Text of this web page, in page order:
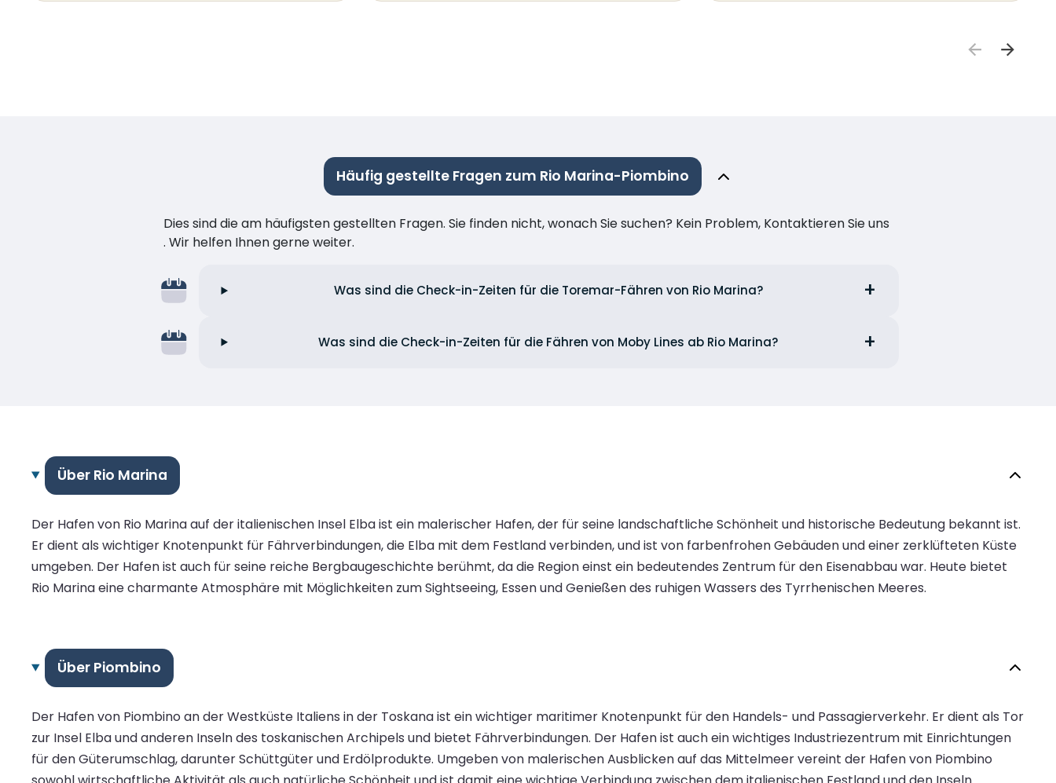
Häufig gestellte Fragen zum Rio Marina-Piombino
Dies sind die am häufigsten gestellten Fragen. Sie finden nicht, wonach Sie suchen? Kein Problem, Kontaktieren Sie uns
. Wir helfen Ihnen gerne weiter.
Was sind die Check-in-Zeiten für die Toremar-Fähren von Rio Marina?
Was sind die Check-in-Zeiten für die Fähren von Moby Lines ab Rio Marina?
Über Rio Marina
Der Hafen von Rio Marina auf der italienischen Insel Elba ist ein malerischer Hafen, der für seine landschaftliche Schönheit und historische Bedeutung bekannt ist.
Er dient als wichtiger Knotenpunkt für Fährverbindungen, die Elba mit dem Festland verbinden, und ist von farbenfrohen Gebäuden und einer zerklüfteten Küste
umgeben. Der Hafen ist auch für seine reiche Bergbaugeschichte berühmt, da die Region einst ein bedeutendes Zentrum für den Eisenabbau war. Heute bietet
Rio Marina eine charmante Atmosphäre mit Möglichkeiten zum Sightseeing, Essen und Genießen des ruhigen Wassers des Tyrrhenischen Meeres.
Über Piombino
Der Hafen von Piombino an der Westküste Italiens in der Toskana ist ein wichtiger maritimer Knotenpunkt für den Handels- und Passagierverkehr. Er dient als Tor
zur Insel Elba und anderen Inseln des toskanischen Archipels und bietet Fährverbindungen. Der Hafen ist auch ein wichtiges Industriezentrum mit Einrichtungen
für den Güterumschlag, darunter Schüttgüter und Erdölprodukte. Umgeben von malerischen Ausblicken auf das Mittelmeer vereint der Hafen von Piombino